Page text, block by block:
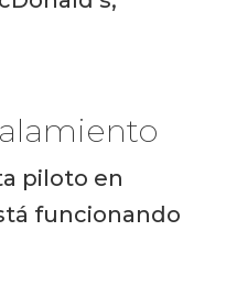
piloto en
funcionando
A esto, se